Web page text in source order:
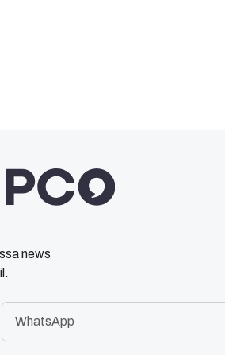
news